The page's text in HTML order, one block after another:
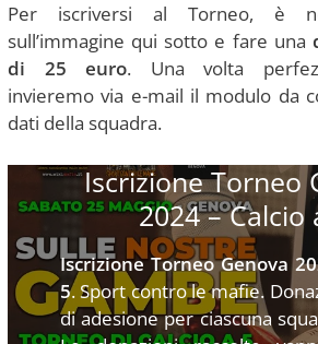
Per iscriversi al Torneo, è
sull’immagine qui sotto e fare una
di 25 euro. Una volta
invieremo via e-mail il modulo da
dati della squadra.
Iscrizione Torneo
2024 – Calcio
Iscrizione Torneo Genova
5.Sport contro le mafie.
di adesione per ciascuna